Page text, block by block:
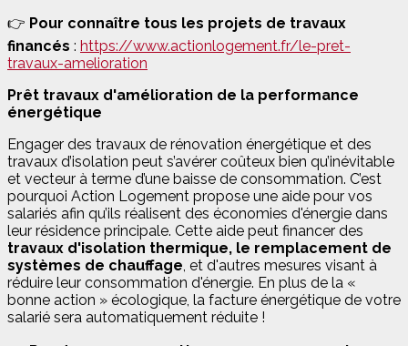
👉 Pour connaître tous les projets de travaux
financés : https://www.actionlogement.fr/le-pret-
travaux-amelioration
Prêt travaux d'amélioration de la performance
énergétique
Engager des travaux de rénovation énergétique et des
travaux d’isolation peut s’avérer coûteux bien qu’inévitable
et vecteur à terme d’une baisse de consommation. C’est
pourquoi Action Logement propose une aide pour vos
salariés afin qu’ils réalisent des économies d'énergie dans
leur résidence principale. Cette aide peut financer des
travaux d'isolation thermique, le remplacement de
systèmes de chauffage, et d'autres mesures visant à
réduire leur consommation d'énergie. En plus de la «
bonne action » écologique, la facture énergétique de votre
salarié sera automatiquement réduite !